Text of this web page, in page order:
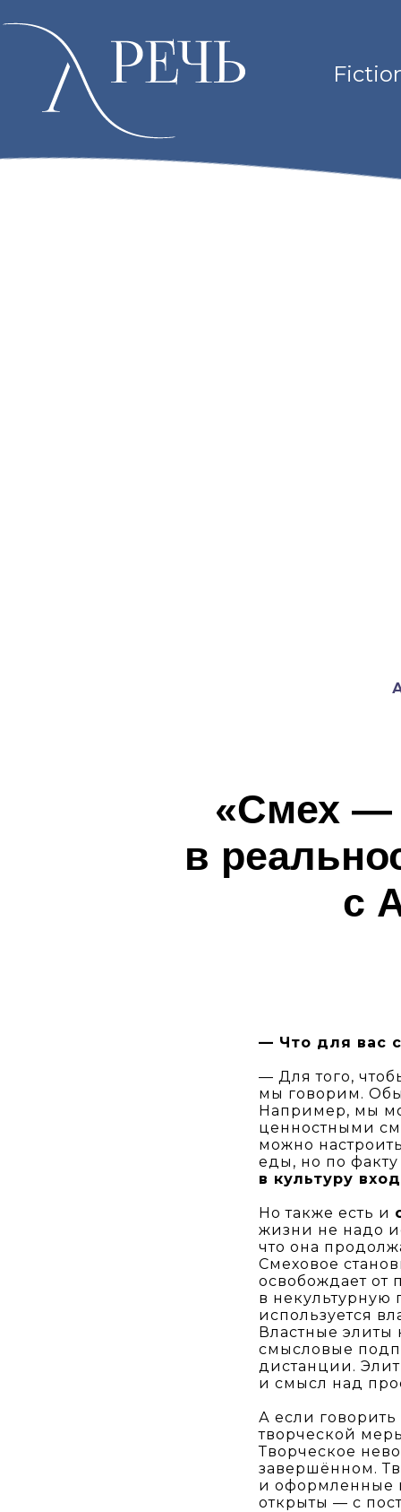
«Смех —
в
с
— Что для вас
— Для того,
мы говорим.
Например, мы
ценностными
можно
еды, но по факту
в культуру
Но также есть и
жизни не надо
что она
Смеховое
освобождает от
в некультурную
используется
Властные элиты
смысловые
дистанции.
и смысл над
А если говорить
творческой
Творческое
завершённом.
и оформленные
открыты — с